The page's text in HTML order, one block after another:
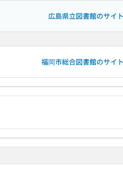
広島県立図書館のサイ
福岡市総合図書館のサイ